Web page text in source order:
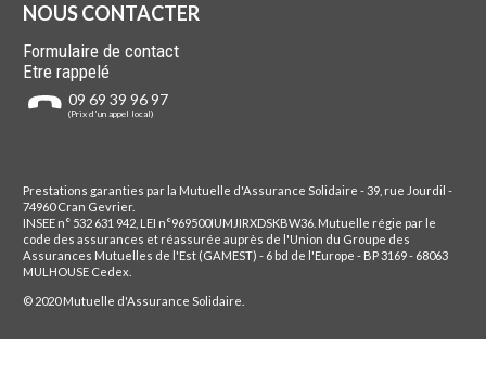
NOUS CONTACTER
Formulaire de contact
Etre rappelé
09 69 39 96 97
(Prix d'un appel local)
Prestations garanties par la Mutuelle d'Assurance Solidaire -39, rue Jourdil -
74960 Cran Gevrier.
INSEE n° 532 631 942, LEI n°969500IUMJIRXDSKBW36. Mutuelle régie par le
code des assurances et réassurée auprès de l'Union du Groupe des
Assurances Mutuelles de l'Est (GAMEST) - 6 bd de l'Europe - BP 3169 - 68063
MULHOUSE Cedex.
© 2020 Mutuelle d'Assurance Solidaire.